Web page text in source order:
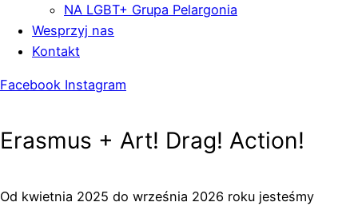
NA LGBT+ Grupa Pelargonia
Wesprzyj nas
Kontakt
Facebook Instagram
Erasmus + Art! Drag! Action!
Od kwietnia 2025 do września 2026 roku jesteśmy